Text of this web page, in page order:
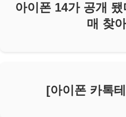
아이폰 14가 공개
매 찾
[아이폰 카톡